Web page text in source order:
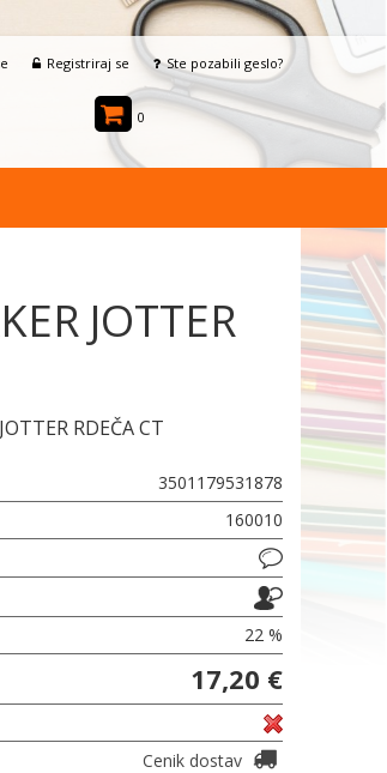
Registriraj se Ste pozabili geslo?
0
JOTTER
RDEČA CT
3501179531878
160010
22 %
17,20 €
Cenik dostav